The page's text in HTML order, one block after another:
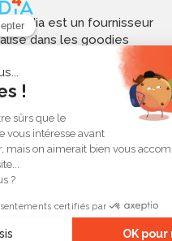
est un fournisseur
dans les goodies
et objets publicitaires
entreprises. Nous
des produits utiles,
et responsables pour
votre image de marque,
vos actions de
et réussir vos
événementielles,